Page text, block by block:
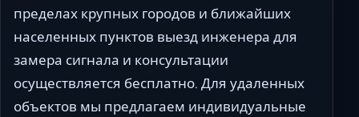
пределах крупных городов и ближайших
населенных пунктов выезд инженера для
замера сигнала и консультации
осуществляется бесплатно. Для удаленных
объектов мы предлагаем индивидуальные